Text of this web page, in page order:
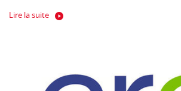
Lire la suite